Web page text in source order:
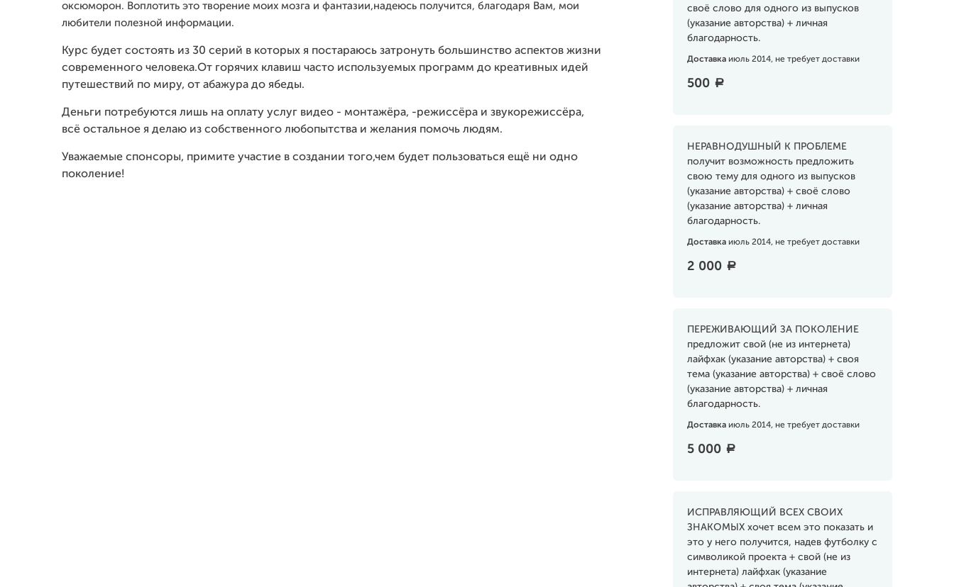
своё слово для одного из выпусков
(указание авторства) + личная
благодарность.
Доставка июль 2014, не требует доставки
500 a
НЕРАВНОДУШНЫЙ К ПРОБЛЕМЕ
получит возможность предложить
свою тему для одного из выпусков
(указание авторства) + своё слово
(указание авторства) + личная
благодарность.
Доставка июль 2014, не требует доставки
2 000 a
ПЕРЕЖИВАЮЩИЙ ЗА ПОКОЛЕНИЕ
предложит свой (не из интернета)
лайфхак (указание авторства) + своя
тема (указание авторства) + своё слово
(указание авторства) + личная
благодарность.
Доставка июль 2014, не требует доставки
5 000 a
ИСПРАВЛЯЮЩИЙ ВСЕХ СВОИХ
ЗНАКОМЫХ хочет всем это показать и
это у него получится, надев футболку с
символикой проекта + свой (не из
интернета) лайфхак (указание
оксюморон. Воплотить это творение моих мозга и фантазии,надеюсь получится, благодаря Вам, мои
любители полезной информации.
Курс будет состоять из 30 серий в которых я постараюсь затронуть большинство аспектов жизни
современного человека.От горячих клавиш часто используемых программ до креативных идей
путешествий по миру, от абажура до ябеды.
Деньги потребуются лишь на оплату услуг видео - монтажёра, -режиссёра и звукорежиссёра,
всё остальное я делаю из собственного любопытства и желания помочь людям.
Уважаемые спонсоры, примите участие в создании того,чем будет пользоваться ещё ни одно
поколение!